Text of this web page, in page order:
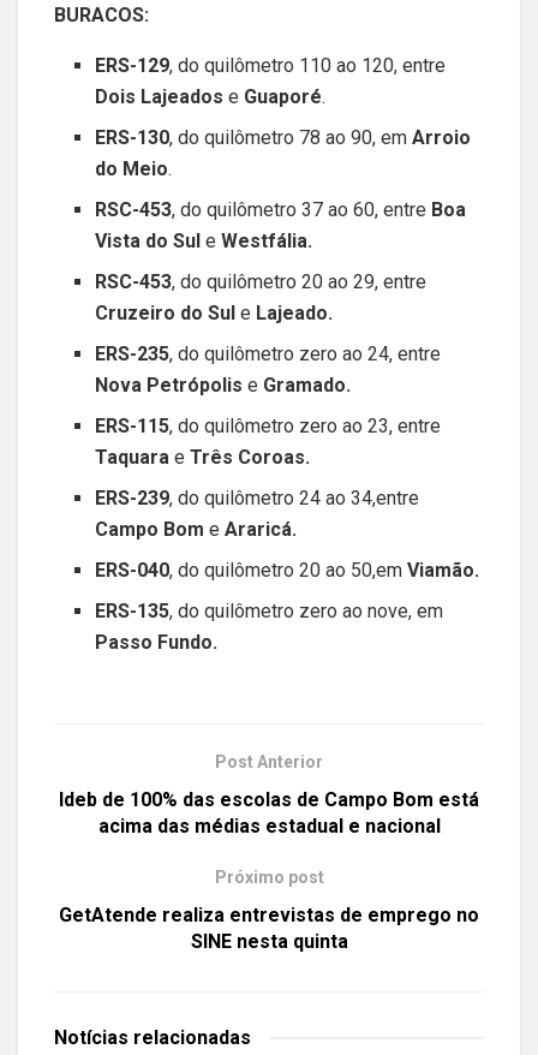
BURACOS:
ERS-129, do quilômetro 110 ao 120, entre
Dois Lajeados e Guaporé.
ERS-130, do quilômetro 78 ao 90, em Arroio
do Meio.
RSC-453, do quilômetro 37 ao 60, entre Boa
Vista do Sul eWestfália.
RSC-453, do quilômetro 20 ao 29, entre
Cruzeiro do Sul e Lajeado.
ERS-235, do quilômetro zero ao 24, entre
Nova Petrópolise Gramado.
ERS-115, do quilômetro zero ao 23, entre
Taquarae Três Coroas.
ERS-239, do quilômetro 24 ao 34,entre
Campo BomeAraricá.
ERS-040, do quilômetro 20 ao 50,em Viamão.
ERS-135, do quilômetro zero ao nove, em
Passo Fundo.
Post Anterior
Ideb de 100% das escolas de Campo Bom está
acima das médias estadual e nacional
Próximo post
GetAtende realiza entrevistas de emprego no
SINE nesta quinta
Notícias relacionadas